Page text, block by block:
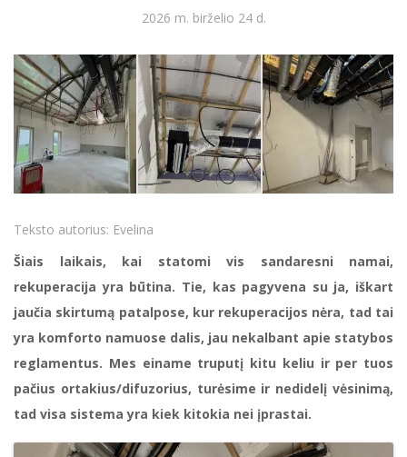
2026 m. birželio 24 d.
Teksto autorius: Evelina
Šiais laikais, kai statomi vis sandaresni namai,
rekuperacija yra būtina. Tie, kas pagyvena su ja, iškart
jaučia skirtumą patalpose, kur rekuperacijos nėra, tad tai
yra komforto namuose dalis, jau nekalbant apie statybos
reglamentus. Mes einame truputį kitu keliu ir per tuos
pačius ortakius/difuzorius, turėsime ir nedidelį vėsinimą,
tad visa sistema yra kiek kitokia nei įprastai.